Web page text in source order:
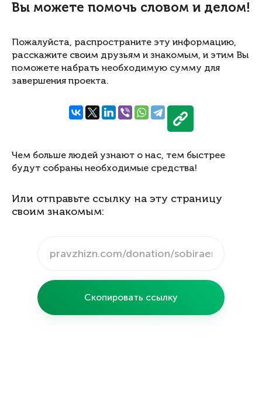
Вы можете помочь словом и делом!
Пожалуйста, распространите эту информацию,
расскажите своим друзьям и знакомым, и этим Вы
поможете набрать необходимую сумму для
завершения проекта.
Чем больше людей узнают о нас, тем быстрее
будут собраны необходимые средства!
Или отправьте ссылку на эту страницу
своим знакомым:
Скопировать ссылку